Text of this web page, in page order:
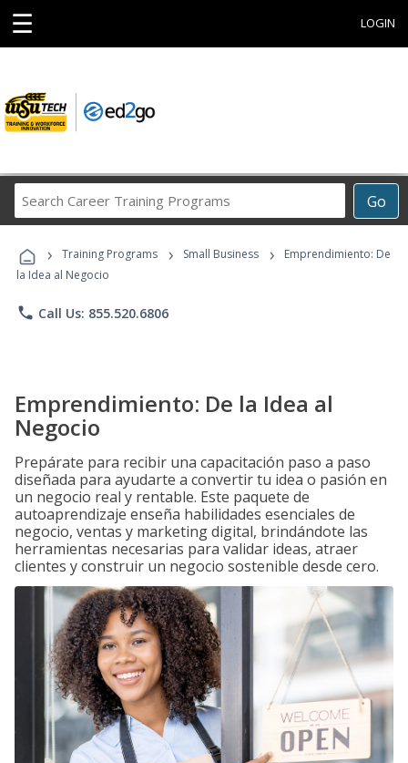
☰ LOGIN
Go
Career
Programs
› Training Programs › Small Business ›
Emprendimiento: De
la Idea al Negocio
phone Call Us: 855.520.6806
Emprendimiento: De la Idea al
Negocio
Prepárate para recibir una capacitación paso a paso
diseñada para ayudarte a convertir tu idea o pasión en
un negocio real y rentable. Este paquete de
autoaprendizaje enseña habilidades esenciales de
negocio, ventas y marketing digital, brindándote las
herramientas necesarias para validar ideas, atraer
clientes y construir un negocio sostenible desde cero.